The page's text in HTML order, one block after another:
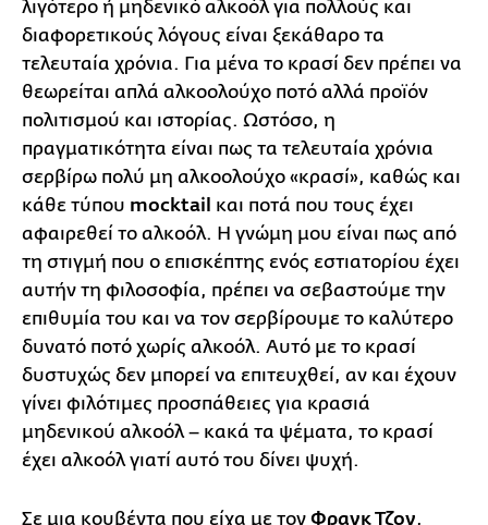
λιγότερο ή μηδενικό αλκοόλ για πολλούς και
διαφορετικούς λόγους είναι ξεκάθαρο τα
τελευταία χρόνια. Για μένα το κρασί δεν πρέπει να
θεωρείται απλά αλκοολούχο ποτό αλλά προϊόν
πολιτισμού και ιστορίας. Ωστόσο, η
πραγματικότητα είναι πως τα τελευταία χρόνια
σερβίρω πολύ μη αλκοολούχο «κρασί», καθώς και
κάθε τύπου mocktail και ποτά που τους έχει
αφαιρεθεί το αλκοόλ. Η γνώμη μου είναι πως από
τη στιγμή που ο επισκέπτης ενός εστιατορίου έχει
αυτήν τη φιλοσοφία, πρέπει να σεβαστούμε την
επιθυμία του και να τον σερβίρουμε το καλύτερο
δυνατό ποτό χωρίς αλκοόλ. Αυτό με το κρασί
δυστυχώς δεν μπορεί να επιτευχθεί, αν και έχουν
γίνει φιλότιμες προσπάθειες για κρασιά
μηδενικού αλκοόλ – κακά τα ψέματα, το κρασί
έχει αλκοόλ γιατί αυτό του δίνει ψυχή.
Σε μια κουβέντα που είχα με τον Φρανκ Τζον,